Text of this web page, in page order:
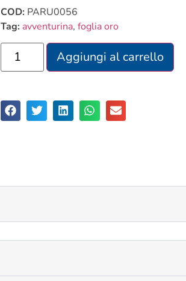
COD: PARU0056
Tag: avventurina, foglia oro
Aggiungi al carrello